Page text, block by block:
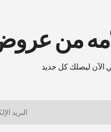
من
الآن ليصلك كل جديد